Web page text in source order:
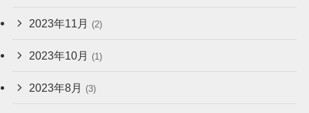
2023年11月 (2)
2023年10月 (1)
2023年8月 (3)